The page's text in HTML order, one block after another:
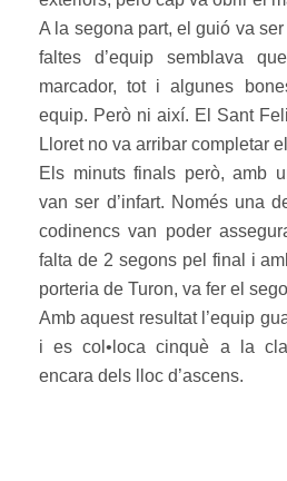
A la segona part, el guió va
faltes d’equip semblava
marcador, tot i algunes
equip. Però ni així. El Sant
Lloret no va arribar completar
Els minuts finals però, amb
van ser d’infart. Només una
codinencs van poder
falta de 2 segons pel final i
porteria de Turon, va fer el
Amb aquest resultat l’equip
i es col•loca cinquè a la
encara dels lloc d’ascens.